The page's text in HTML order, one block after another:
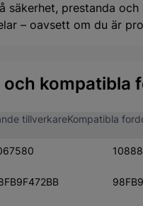
säkerhet, prestanda
– oavsett om du är
kompatibla
tillverkareKompatibla